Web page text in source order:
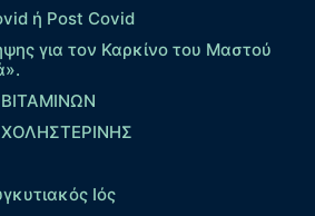
ή Post Covid
για τον Καρκίνο του Μαστού
ΒΙΤΑΜΙΝΩΝ
ΧΟΛΗΣΤΕΡΙΝΗΣ
Ιός